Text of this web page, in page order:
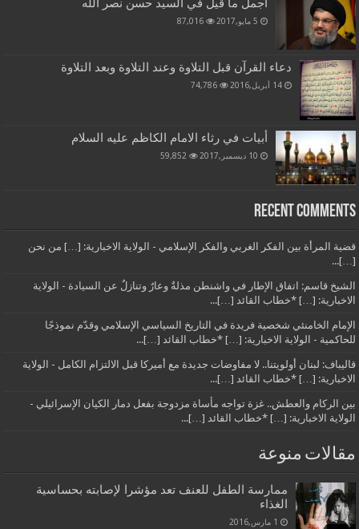
أجمل ما قيل في السيد حسن نصر الله
5 مايو,2017 87,016
دعاء القرآن قبل التلاوة وعند التلاوة وبعد التلاوة
14 أبريل,2016 74,786
أبيات في رثاء الامام الكاظم عليه السلام
10 ديسمبر,2017 59,852
Recent Comments
قضية المرأة بين الفكر الغربي والفكر الإسلامي - الولاية الاخبارية: […] من نحن
[…]...
الشيخ قاسم: اتفاق الإطار في واشنطن مذلةٌ وعارٌ وتنازلٌ عن السيادة - الولاية
الاخبارية: […] *خطاب القائد […]...
الإمام الخامنئي شخصية فريدة في التاريخ السياسي الإسلامي وقدّم نموذجًا
للحاكمية - الولاية الاخبارية: […] *خطاب القائد […]...
قاليباف: لبنان أولويتنا.. لا مفاوضات جديدة مع أميركا قبل الالتزام الكامل - الولاية
الاخبارية: […] *خطاب القائد […]...
بين الركام والعطش.. غزة تواجه مأساة مزدوجة بفعل دمار الكيان الإسرائيلي -
الولاية الاخبارية: […] *خطاب القائد […]...
مقالات منوعة
ممارسة الطفل للعنف تعد مؤشرا لإصابته بحساسية
الغذاء
1 مارس,2016